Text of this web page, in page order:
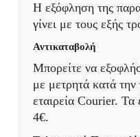
Η εξόφληση της
γίνει με τους εξής
Αντικαταβολή
Μπορείτε να
με μετρητά κατά
εταιρεία Courier. Τα
4€.